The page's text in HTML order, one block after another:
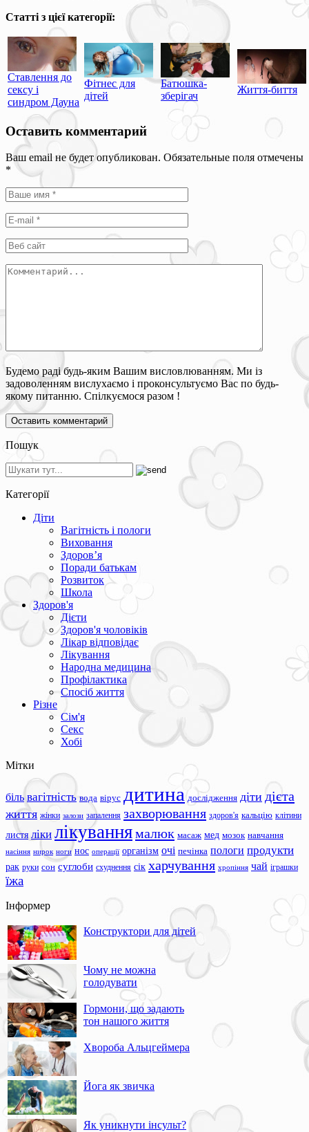
Статті з цієї категорії:
Ставлення до
сексу і
синдром Дауна
Фітнес для
дітей
Батюшка-
зберігач
Життя-биття
Оставить комментарий
Ваш email не будет опубликован. Обязательные поля отмечены
*
Будемо раді будь-яким Вашим висловлюванням. Ми із
задоволенням вислухаємо і проконсультуємо Вас по будь-
якому питанню. Спілкуємося разом !
Пошук
Категорії
Діти
Вагітність і пологи
Виховання
Здоров’я
Поради батькам
Розвиток
Школа
Здоров'я
Дієти
Здоров'я чоловіків
Лікар відповідає
Лікування
Народна медицина
Профілактика
Спосіб життя
Різне
Сім'я
Секс
Хобі
Мітки
біль вагітність вода вірус дитина дослідження діти дієта
життя жінки залози запалення захворювання здоров'я кальцію клітини
листя ліки лікуваннямалюк масаж мед мозок навчання
насіння нирок ноги нос операції організм очі печінка пологи продукти
рак руки сон суглоби схуднення сік харчування хропіння чай іграшки
їжа
Інформер
Конструктори для дітей
Чому не можна
голодувати
Гормони, що задають
тон нашого життя
Хвороба Альцгеймера
Йога як звичка
Як уникнути інсульт?